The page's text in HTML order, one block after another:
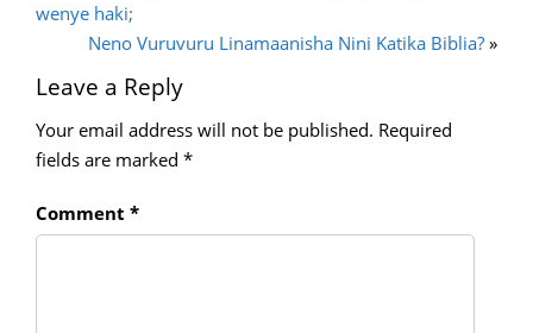
wenye haki;
Neno Vuruvuru Linamaanisha Nini Katika Biblia? »
Leave a Reply
Your email address will not be published. Required
fields are marked *
Comment *